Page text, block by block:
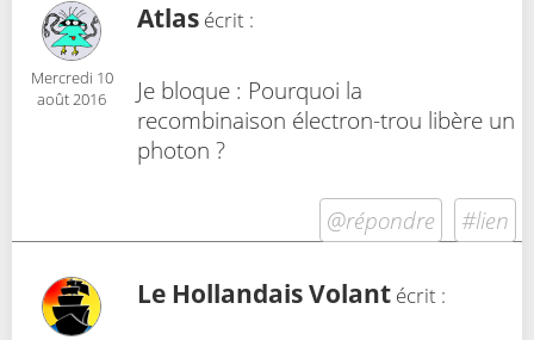
Mercredi 10
août 2016
Atlas écrit :
Je bloque : Pourquoi la
recombinaison électron-trou libère un
photon ?
@répondre #lien
Le Hollandais Volant écrit :